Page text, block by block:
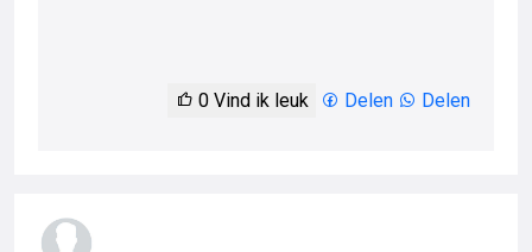
0 Vind ik leuk Delen Delen